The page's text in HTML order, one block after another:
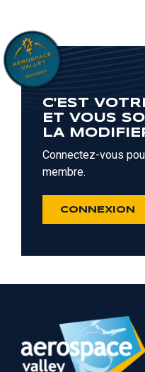
C'EST
ET VOUS
LA
Connectez-vous
membre.
CONNEXION